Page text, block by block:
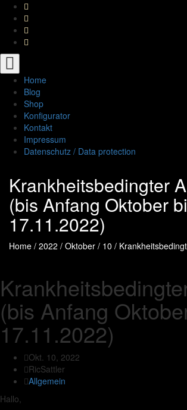
Toggle
navigation
Home
Blog
Shop
Konfigurator
Kontakt
Impressum
Datenschutz / Data protection
Krankheitsbedingter
(bis Anfang Oktober
17.11.2022)
Home / 2022 / Oktober / 10 /
(bis Anfang
17.11.2022)
Okt. 10, 2022
RicSattler
Allgemein
Hallo,